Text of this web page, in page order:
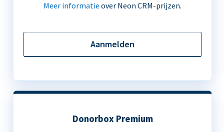
Meer informatie over Neon CRM-prijzen.
Aanmelden
Donorbox Premium